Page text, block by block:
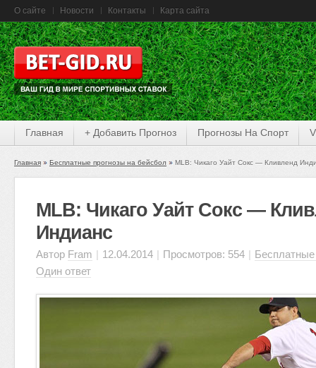
О сайте Новости Контакты Карта сайта
Главная + Добавить Прогноз Прогнозы На Спорт
Главная Бесплатные прогнозы на бейсбол MLB: Чикаго Уайт Сокс — Кливленд
MLB: Чикаго Уайт Сокс —
Индианс
Автор Fram | 12.04.2014 | Просмотров: 554 |
Один ответ